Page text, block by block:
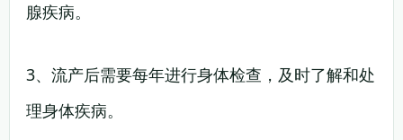
腺疾病。
3、流产后需要每年进行身体检查，及时了解和处
理身体疾病。